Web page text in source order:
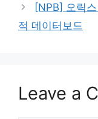
[NPB] 오릭
적 데이터보드
Leave a